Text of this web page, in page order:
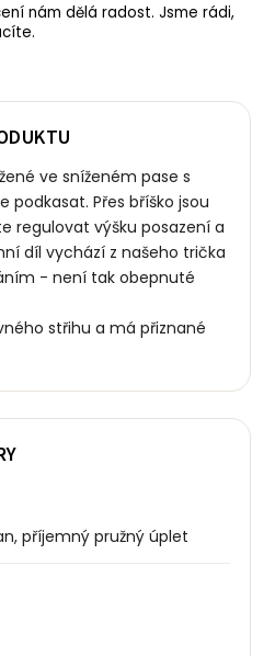
nám dělá radost. Jsme rádi,
ve sníženém pase s
podkasat. Přes bříško jsou
regulovat výšku posazení a
díl vychází z našeho trička
- není tak obepnuté
střihu a má přiznané
příjemný pružný úplet